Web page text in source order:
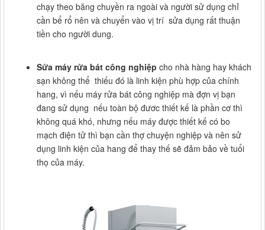
chạy theo băng chuyền ra ngoài và người sử dụng chỉ
cần bể rổ nên và chuyển vào vị trí sửa dụng rất thuận
tiền cho người dung.
Sửa máy rửa bát công nghiệp cho nhà hàng hay khách
sạn không thể thiếu đó là linh kiện phù hợp của chính
hang, vì nếu máy rửa bát công nghiệp mà đợn vị bạn
đang sử dụng nếu toàn bộ đươc thiết kế là phần cơ thì
không quá khó, nhưng nếu máy được thiết kế có bo
mạch điện tử thì bạn cần thợ chuyện nghiệp và nên sử
dụng linh kiện của hang để thay thế sẽ đảm bảo về tuổi
thọ của máy.